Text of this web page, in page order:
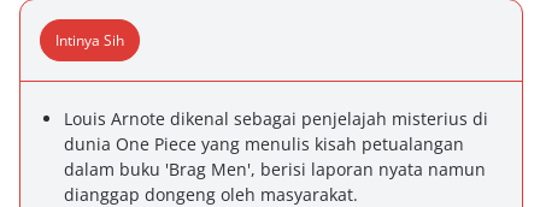
Intinya Sih
Louis Arnote dikenal sebagai penjelajah misterius di
dunia One Piece yang menulis kisah petualangan
dalam buku 'Brag Men', berisi laporan nyata namun
dianggap dongeng oleh masyarakat.